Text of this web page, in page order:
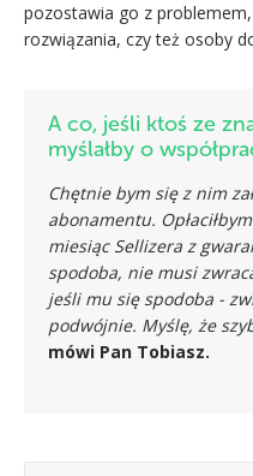
pozostawia go z
rozwiązania, czy też osoby
A co, jeśli ktoś ze
myślałby o
Chętnie bym się z nim
abonamentu.
miesiąc Sellizera z
spodoba, nie musi
jeśli mu się spodoba -
podwójnie. Myślę, że
mówi Pan Tobiasz.